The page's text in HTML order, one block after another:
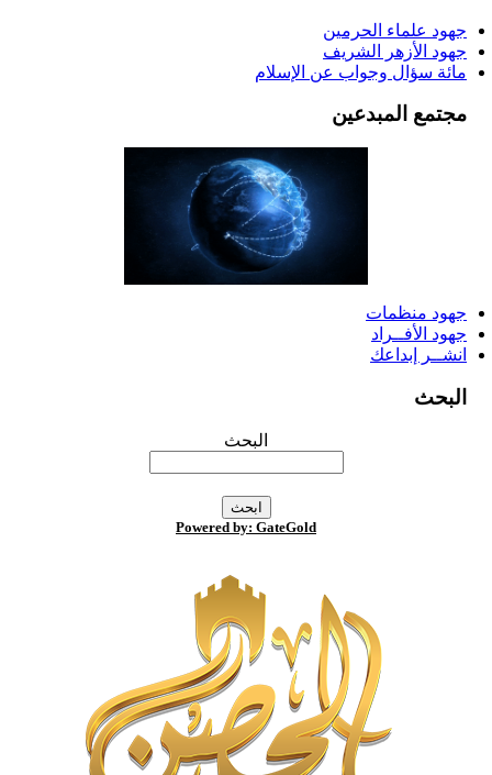
جهود علماء الحرمين
جهود الأزهر الشريف
مائة سؤال وجواب عن الإسلام
مجتمع المبدعين
جهود منظمات
جهود الأفــراد
انشــر إبداعك
البحث
البحث
Powered by: GateGold